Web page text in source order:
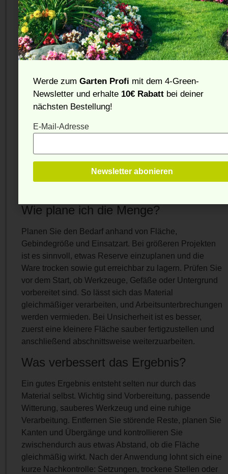
Wofür eignet sich Holzbrikett?
Das Produkt eignet sich für den angegebenen Einsatz.
Beachten Sie immer die Eignung Ihres Geräts.
Wie sollte das Produkt gelagert
werden?
Trocken, geschützt und sauber. Feuchtigkeit sollte
vermieden werden, damit die Ware gut verwendbar
bleibt.
Feuerstellen nie unbeaufsichtigt lassen, Abstand zu
Wie plane ich die Menge?
Planen Sie den Bedarf anhand von Fläche,
Gebindegröße und Einsatzart. Bei größeren Projekten
ist es sinnvoll, etwas Reserve einzuplanen und die
Ware trocken sowie gut erreichbar zu lagern. Prüfen Sie
vor dem Start, ob Werkzeuge, Gefäße oder Untergrund
vorbereitet sind. So lässt sich das Material
gleichmäßiger verarbeiten, und Arbeitsunterbrechungen
werden vermieden. Bei Unsicherheit ist es besser,
zuerst eine kleinere Fläche sauber fertigzustellen und
anschließend abschnittsweise weiterzuarbeiten.
Was verbessert das Ergebnis?
Ein gutes Ergebnis entsteht selten nur durch das
Material selbst. Wichtig sind Vorbereitung, passende
Witterung, sauberes Werkzeug und eine ruhige
Verarbeitung. Entfernen Sie störende Reste, planen Sie
Kanten und Übergänge und kontrollieren Sie
zwischendurch aus etwas Abstand, ob die Fläche
gleichmäßig wirkt. Nach der Anwendung lohnt sich eine
kurze Nachkontrolle: Setzungen, trockene Stellen oder
Werde zum Garten Profi mit dem 4-Green-
Newsletter und erhalte 10€ Rabattbei deiner
nächsten Bestellung!
E-Mail-Adresse